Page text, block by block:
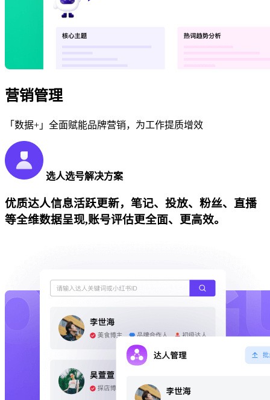
营销管理
「数据+」全面赋能品牌营销，为工作提质增效
选人选号解决方案
优质达人信息活跃更新，笔记、投放、粉丝、直播
等全维数据呈现,账号评估更全面、更高效。